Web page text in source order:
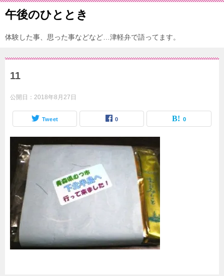
午後のひととき
体験した事、思った事などなど…津軽弁で語ってます。
11
公開日： 2018年8月27日
Tweet 0 0